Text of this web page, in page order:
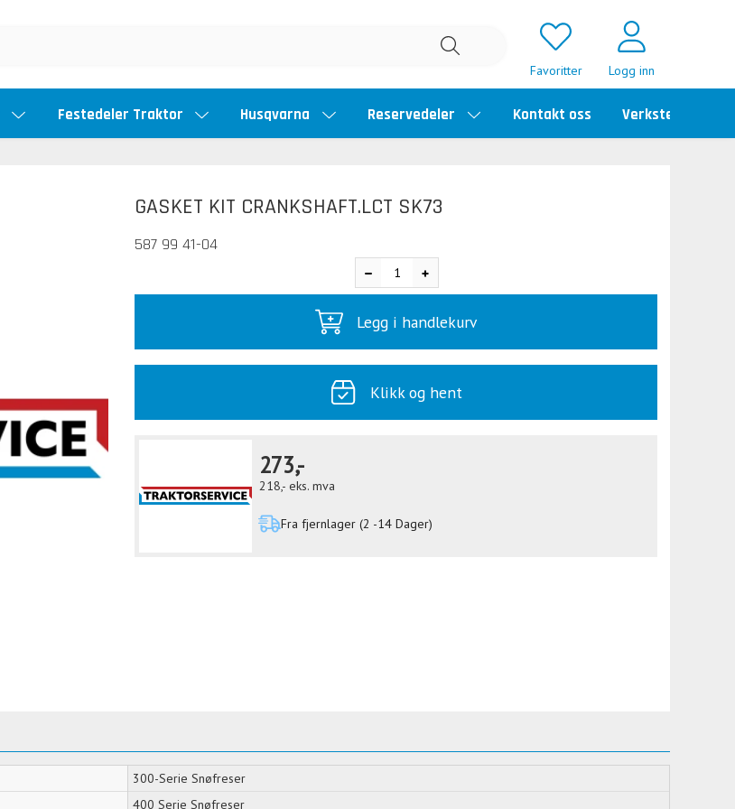
Favoritter Logg inn
Festedeler Traktor Husqvarna Reservedeler Kontakt oss Verkstedtime
GASKET KIT CRANKSHAFT.LCT SK73
587 99 41-04
Legg i handlekurv
Klikk og hent
273,-
218,- eks. mva
Fra fjernlager (2 -14 Dager)
300-Serie Snøfreser
400 Serie Snøfreser